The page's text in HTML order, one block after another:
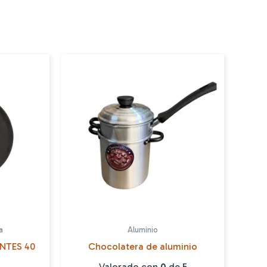
40
Aluminio
Chocolatera de aluminio